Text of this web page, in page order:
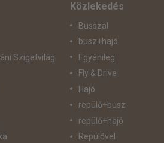
Szigetvilág
Közlekedés
Busszal
busz+hajó
Egyénileg
Fly & Drive
Hajó
repülő+busz
repülő+hajó
Repülővel